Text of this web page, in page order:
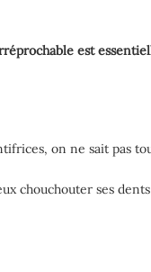
est
on ne sait pas
chouchouter ses